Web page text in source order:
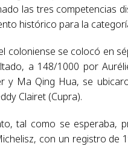
las tres competencias
histórico para la
coloniense se colocó en
a 148/1000 por
y Ma Qing Hua, se
Clairet (Cupra).
tal como se esperaba,
con un registro de